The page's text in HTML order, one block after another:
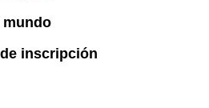
mundo
inscripción